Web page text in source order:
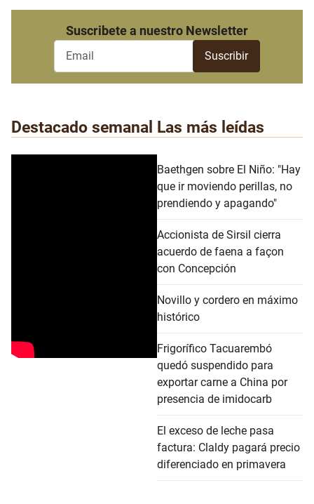
Suscribete a nuestro Newsletter
Destacado semanal Las más leídas
Baethgen sobre El Niño: "Hay
que ir moviendo perillas, no
prendiendo y apagando"
Accionista de Sirsil cierra
acuerdo de faena a façon
con Concepción
Novillo y cordero en máximo
histórico
Frigorífico Tacuarembó
quedó suspendido para
exportar carne a China por
presencia de imidocarb
El exceso de leche pasa
factura: Claldy pagará precio
diferenciado en primavera